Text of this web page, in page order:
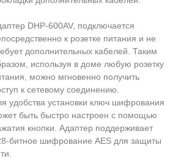
DHP-600AV, подключается
к розетке питания и не
дополнительных кабелей. Таким
используя в доме любую розетку
можно мгновенно получить
к сетевому соединению.
удобства установки ключ шифрования
быть быстро настроен с помощью
кнопки. Адаптер поддерживает
битное шифрование AES для защиты